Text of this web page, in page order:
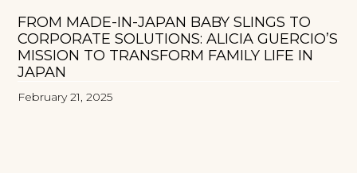
FROM MADE-IN-JAPAN BABY SLINGS TO
CORPORATE SOLUTIONS: ALICIA GUERCIO’S
MISSION TO TRANSFORM FAMILY LIFE IN
JAPAN
February 21, 2025